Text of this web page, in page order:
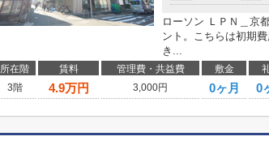
ローソン ＬＰＮ＿京
ント。こちらは初期
き...
所在階 賃料 管理費・共益費 敷金
3階
4.9万円 3,000円 0ヶ月 0